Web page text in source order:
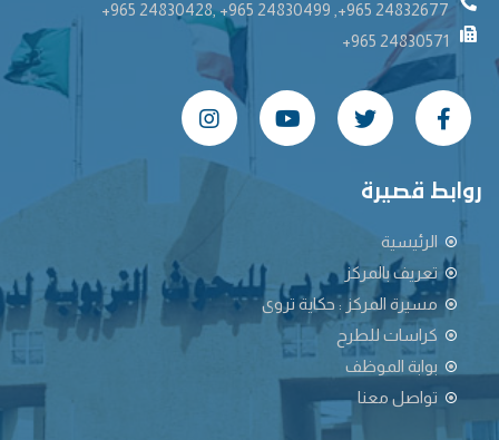
+965 24830428, +965 24830499 ,+965 24832677
+965 24830571
روابط قصيرة
الرئيسية
تعريف بالمركز
مسيرة المركز : حكاية تروى
كراسات للطرح
بوابة الموظف
تواصل معنا